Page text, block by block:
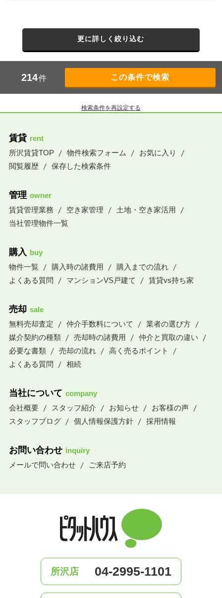
更に詳しく絞り込む
214件
検索条件を再設定する
賃貸 rent
所沢賃貸TOP
物件検索フォーム
お気に入り
閲覧履歴
保存した検索条件
管理 owner
賃貸管理業務
空き家管理
土地・空き家活用
当社管理物件一覧
購入 buy
物件一覧
購入時の諸費用
購入までの流れ
よくある質問
マンションVS戸建て 賃貸vs持ち家
売却 sale
無料売却査定
仲介手数料について
業者の選び方
媒介契約の種類
売却時の諸費用
仲介と買取の違い
必要な書類
売却の流れ
高く売るポイント
よくある質問
相続
当社について company
会社概要
スタッフ紹介 お知らせ
お客様の声
スタッフブログ
個人情報保護方針 採用情報
お問い合わせ inquiry
メールで問い合わせ
ご来店予約
所沢店 04-2995-1101